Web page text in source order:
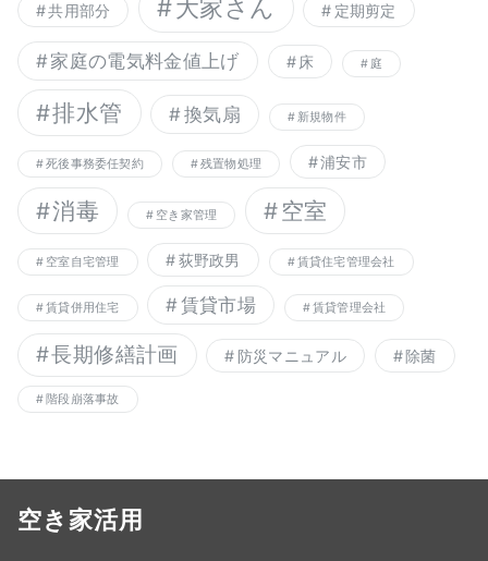
共用部分 大家さん 定期剪定
家庭の電気料金値上げ 床 庭
排水管 換気扇 新規物件
死後事務委任契約 残置物処理 浦安市
消毒 空き家管理 空室
空室自宅管理 荻野政男 賃貸住宅管理会社
賃貸併用住宅 賃貸市場 賃貸管理会社
長期修繕計画 防災マニュアル 除菌
階段崩落事故
空き家活用